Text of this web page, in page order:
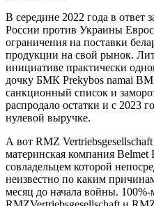
В середине 2022 года в ответ
России против Украины
ограничения на поставки
продукции на свой рынок.
инициативе практически
дочку БМК Prekybos namai
санкционный список и
распродало остатки и с 2023
нулевой выручке.
А вот RMZ
материнская компания Belmet
совладельцем которой
неизвестно по каким
месяц до начала войны. 100%-